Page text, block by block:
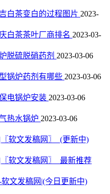
白茶变白的过程图片 2023-
白茶茶叶厂商排名 2023-03-
脱硫脱硝药剂 2023-03-06
锅炉药剂有哪些 2023-03-06
电锅炉安装 2023-03-06
热水锅炉 2023-03-06
软文发稿网〗_(更新中)
软文发稿网〗_最新推荐
文发稿网|(今日更新中)